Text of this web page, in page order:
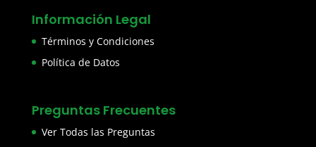
Información Legal
Términos y Condiciones
Política de Datos
Preguntas Frecuentes
Ver Todas las Preguntas